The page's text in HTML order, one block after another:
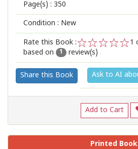
Page(s) : 350
Condition : New
Rate this Book :
2
1
1
based on
1 review(s)
Share this Book Ask to AI
Add to Cart
Printed Book